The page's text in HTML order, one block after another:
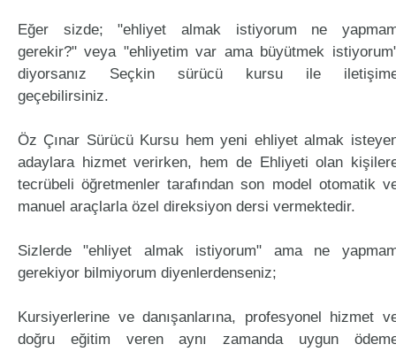
Eğer sizde; "ehliyet almak istiyorum ne
gerekir?" veya "ehliyetim var ama büyütmek
diyorsanız Seçkin sürücü kursu ile
geçebilirsiniz.
Öz Çınar Sürücü Kursu hem yeni ehliyet almak
adaylara hizmet verirken, hem de Ehliyeti olan
tecrübeli öğretmenler tarafından son model otomatik
manuel araçlarla özel direksiyon dersi vermektedir.
Sizlerde "ehliyet almak istiyorum" ama ne
gerekiyor bilmiyorum diyenlerdenseniz;
Kursiyerlerine ve danışanlarına, profesyonel hizmet
doğru eğitim veren aynı zamanda uygun